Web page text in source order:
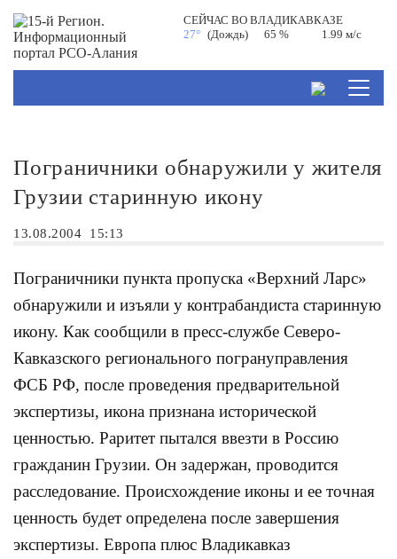
СЕЙЧАС ВОВЛАДИКАВКАЗЕ
27° (Дождь) 65 % 1.99 м/с
Пограничники обнаружили у жителя
Грузии старинную икону
13.08.2004 15:13
Пограничники пункта пропуска «Верхний Ларс»
обнаружили и изъяли у контрабандиста старинную
икону. Как сообщили в пресс-службе Северо-
Кавказского регионального погрануправления
ФСБ РФ, после проведения предварительной
экспертизы, икона признана исторической
ценностью. Раритет пытался ввезти в Россию
гражданин Грузии. Он задержан, проводится
расследование. Происхождение иконы и ее точная
ценность будет определена после завершения
экспертизы. Европа плюс Владикавказ